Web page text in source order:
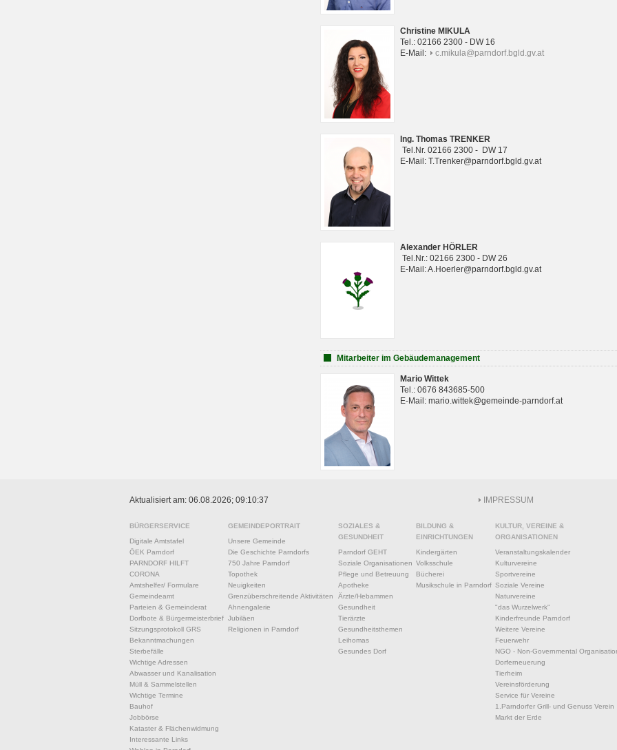
Christine MIKULA
Tel.: 02166 2300 - DW 16
E-Mail:
c.mikula@parndorf.bgld.gv.at
Ing. Thomas TRENKER
Tel.Nr. 02166 2300 - DW 17
E-Mail: T.Trenker@parndorf.bgld.gv.at
Alexander HÖRLER
Tel.Nr.: 02166 2300 - DW 26
E-Mail: A.Hoerler@parndorf.bgld.gv.at
Mitarbeiter im Gebäudemanagement
Mario Wittek
Tel.: 0676 843685-500
E-Mail: mario.wittek@gemeinde-parndorf.at
Aktualisiert am: 06.08.2026; 09:10:37 IMPRESSUM
BÜRGERSERVICE
Digitale Amtstafel
ÖEK Parndorf
PARNDORF HILFT
CORONA
Amtshelfer/ Formulare
Gemeindeamt
Parteien & Gemeinderat
Dorfbote & Bürgermeisterbrief
Sitzungsprotokoll GRS
Bekanntmachungen
Sterbefälle
Wichtige Adressen
Abwasser und Kanalisation
Müll & Sammelstellen
Wichtige Termine
Bauhof
Jobbörse
Kataster & Flächenwidmung
Interessante Links
GEMEINDEPORTRAIT
Unsere Gemeinde
Die Geschichte Parndorfs
750 Jahre Parndorf
Topothek
Neuigkeiten
Grenzüberschreitende Aktivitäten
Ahnengalerie
Jubiläen
Religionen in Parndorf
SOZIALES &
GESUNDHEIT
Parndorf GEHT
Soziale Organisationen
Pflege und Betreuung
Apotheke
Ärzte/Hebammen
Gesundheit
Tierärzte
Gesundheitsthemen
Leihomas
Gesundes Dorf
BILDUNG &
EINRICHTUNGEN
Kindergärten
Volksschule
Bücherei
Musikschule in Parndorf
KULTUR, VEREINE &
ORGANISATIONEN
Veranstaltungskalender
Kulturvereine
Sportvereine
Soziale Vereine
Naturvereine
"das Wurzelwerk"
Kinderfreunde Parndorf
Weitere Vereine
Feuerwehr
NGO - Non-Governmental
Dorferneuerung
Tierheim
Vereinsförderung
Service für Vereine
1.Parndorfer Grill- und Genuss Verein
Markt der Erde